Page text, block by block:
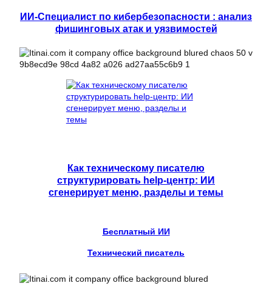
ИИ-Специалист по кибербезопасности : анализ
фишинговых атак и уязвимостей
Как техническому писателю
структурировать help-центр: ИИ
сгенерирует меню, разделы и темы
Бесплатный ИИ
Технический писатель